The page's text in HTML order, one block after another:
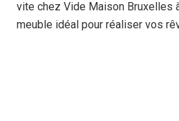
vite chez Vide Maison Bruxelles
meuble idéal pour réaliser vos